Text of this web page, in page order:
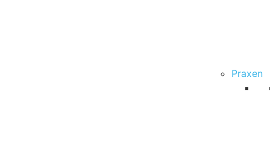
Praxen